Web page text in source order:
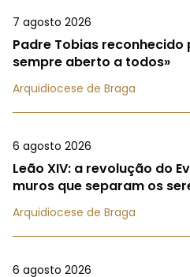
7 agosto 2026
Padre Tobias
sempre aberto a todos»
Arquidiocese de Braga
6 agosto 2026
Leão XIV: a revolução do
muros que separam os
Arquidiocese de Braga
6 agosto 2026